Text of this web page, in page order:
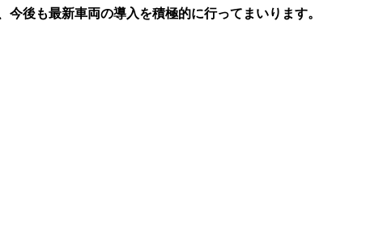
後も最新車両の導入を積極的に行ってまいります。